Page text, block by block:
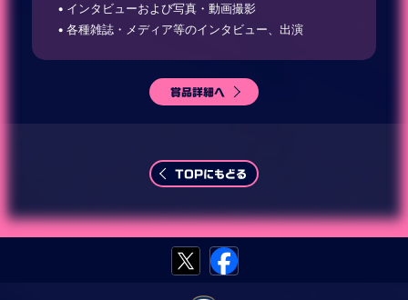
インタビューおよび写真・動画撮影
各種雑誌・メディア等のインタビュー、出演
賞品詳細へ
TOPにもどる